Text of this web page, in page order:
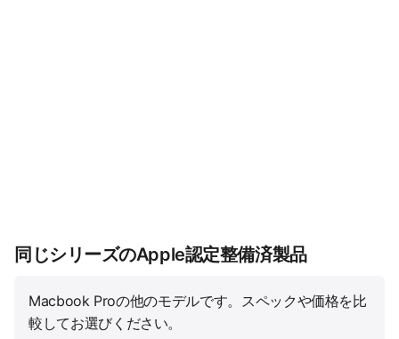
同じシリーズのApple認定整備済製品
Macbook Proの他のモデルです。スペックや価格を比
較してお選びください。